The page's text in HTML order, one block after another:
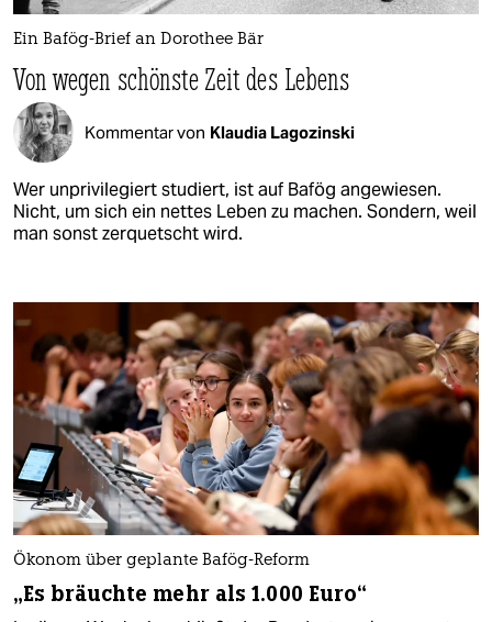
Ein Bafög-Brief an Dorothee Bär
Von wegen schönste Zeit des Lebens
Kommentar von Klaudia Lagozinski
Wer unprivilegiert studiert, ist auf Bafög angewiesen.
Nicht, um sich ein nettes Leben zu machen. Sondern, weil
man sonst zerquetscht wird.
Ökonom über geplante Bafög-Reform
„Es bräuchte mehr als 1.000 Euro“